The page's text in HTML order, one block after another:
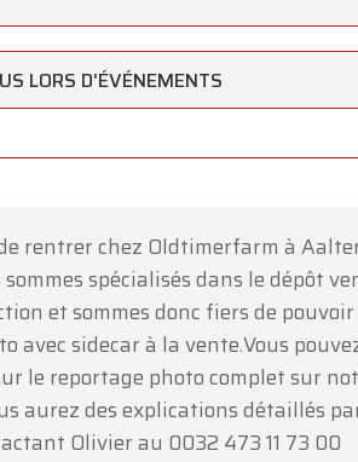
LORS D'ÉVÉNEMENTS
rentrer chez Oldtimerfarm à
spécialisés dans le dépôt
et sommes donc fiers de pouvoir
avec sidecar à la vente.Vous
le reportage photo complet sur
aurez des explications détaillés
Olivier au 0032 473 11 73 00
×